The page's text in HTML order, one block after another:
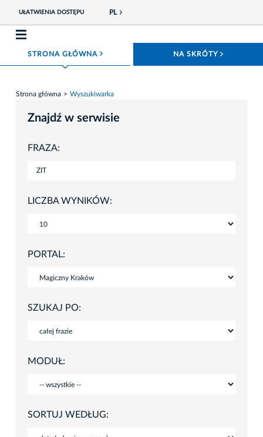
UŁATWIENIA DOSTĘPU PL
STRONA GŁÓWNA ROZWIŃ MENU NA SKRÓTY
Strona główna Wyszukiwarka
Znajdź w serwisie
FRAZA:
LICZBA WYNIKÓW:
PORTAL:
SZUKAJ PO:
MODUŁ:
SORTUJ WEDŁUG: